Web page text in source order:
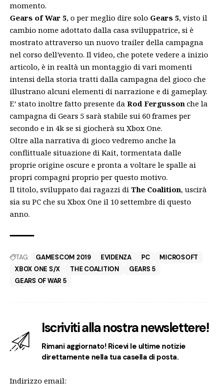
momento.
Gears of War 5, o per meglio dire solo Gears 5, visto il
cambio nome adottato dalla casa sviluppatrice, si è
mostrato attraverso un nuovo trailer della campagna
nel corso dell’evento. Il video, che potete vedere a inizio
articolo, è in realtà un montaggio di vari momenti
intensi della storia tratti dalla campagna del gioco che
illustrano alcuni elementi di narrazione e di gameplay.
E’ stato inoltre fatto presente da Rod Fergusson che la
campagna di Gears 5 sarà stabile sui 60 frames per
secondo e in 4k se si giocherà su Xbox One.
Oltre alla narrativa di gioco vedremo anche la
conflittuale situazione di Kait, tormentata dalle
proprie origine oscure e pronta a voltare le spalle ai
propri compagni proprio per questo motivo.
Il titolo, sviluppato dai ragazzi di The Coalition, uscirà
sia su PC che su Xbox One il 10 settembre di questo
anno.
TAG: GAMESCOM 2019 EVIDENZA PC
MICROSOFT
XBOX ONE S/X
THE COALITION
GEARS 5
GEARS OF WAR 5
Iscriviti alla nostra newslettere!
Rimani aggiornato! Ricevi le ultime notizie
direttamente nella tua casella di posta.
Indirizzo email: